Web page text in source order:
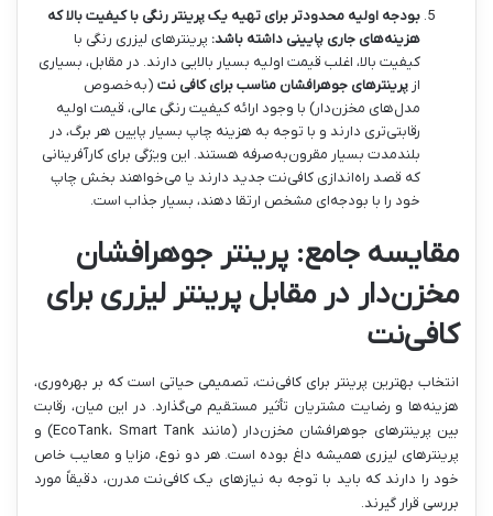
بودجه اولیه محدودتر برای تهیه یک پرینتر رنگی با کیفیت بالا که
هزینه‌های جاری پایینی داشته باشد: پرینترهای لیزری رنگی با
کیفیت بالا، اغلب قیمت اولیه بسیار بالایی دارند. در مقابل، بسیاری
از پرینترهای جوهرافشان مناسب برای کافی نت (به‌خصوص
مدل‌های مخزن‌دار) با وجود ارائه کیفیت رنگی عالی، قیمت اولیه
رقابتی‌تری دارند و با توجه به هزینه چاپ بسیار پایین هر برگ، در
بلندمدت بسیار مقرون‌به‌صرفه هستند. این ویژگی برای کارآفرینانی
که قصد راه‌اندازی کافی‌نت جدید دارند یا می‌خواهند بخش چاپ
خود را با بودجه‌ای مشخص ارتقا دهند، بسیار جذاب است.
مقایسه جامع: پرینتر جوهرافشان
مخزن‌دار در مقابل پرینتر لیزری برای
کافی‌نت
انتخاب بهترین پرینتر برای کافی‌نت، تصمیمی حیاتی است که بر بهره‌وری،
هزینه‌ها و رضایت مشتریان تأثیر مستقیم می‌گذارد. در این میان، رقابت
بین پرینترهای جوهرافشان مخزن‌دار (مانند EcoTank، Smart Tank) و
پرینترهای لیزری همیشه داغ بوده است. هر دو نوع، مزایا و معایب خاص
خود را دارند که باید با توجه به نیازهای یک کافی‌نت مدرن، دقیقاً مورد
بررسی قرار گیرند.